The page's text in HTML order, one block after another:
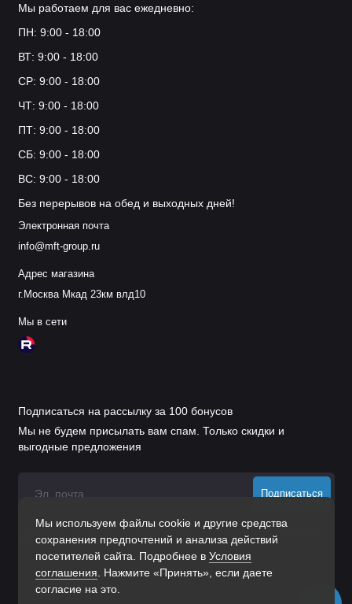
Мы используем файлы cookie и другие средства
сохранения предпочтений и анализа действий
посетителей сайта. Подробнее в Условия
соглашения . Нажмите «Принять», если даете
согласие на это.
Мы работаем для вас ежедневно:
ПН: 9:00 - 18:00
ВТ: 9:00 - 18:00
СР: 9:00 - 18:00
ЧТ: 9:00 - 18:00
ПТ: 9:00 - 18:00
СБ: 9:00 - 18:00
ВС: 9:00 - 18:00
Без перерывов на обед и выходных дней!
Электронная почта
info@mft-group.ru
Адрес магазина
г.Москва Мкад 23км влд10
Мы в сети
Подписаться на рассылку за 100 бонусов
Мы не будем присылать вам спам. Только скидки и
выгодные предложения
Подписаться
Нажимая на кнопку «Подписаться», Вы даетесогласие на
обработку персональных данных.